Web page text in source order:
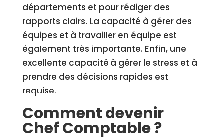
départements et pour rédiger des
rapports clairs. La capacité à gérer des
équipes et à travailler en équipe est
également très importante. Enfin, une
excellente capacité à gérer le stress et à
prendre des décisions rapides est
requise.
Comment devenir
Chef Comptable ?